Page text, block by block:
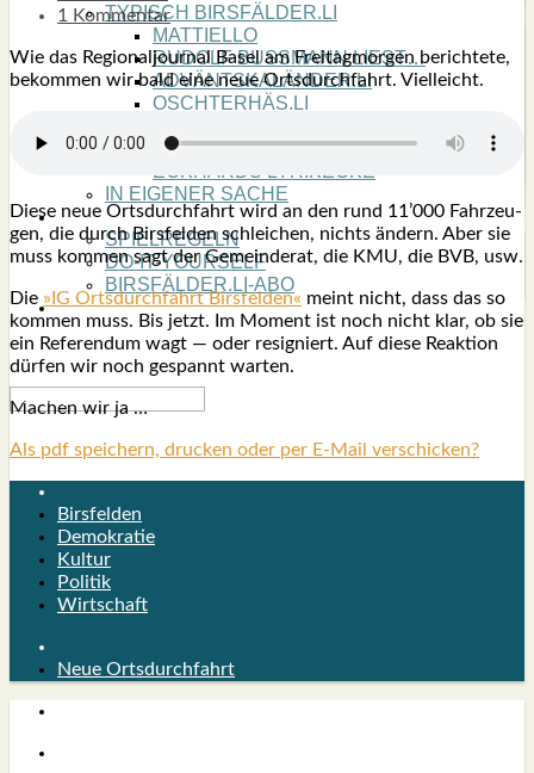
TYPISCH BIRSFÄLDER.LI
MATTIELLO
RUDOLF BUSS­MANN LIEST…
ADVÄNTSKALÄNDER.LI
OSCHTERHÄS.LI
RENÉ REGEN­ASS LIEST…
ECK­HARDS LYRIK­ECKE
IN EIGE­NER SACHE
SO GOOT’S
SPIEL­RE­GELN
DO-IT-YOUR­S­ELF
BIRSFÄLDER.LI-ABO
SHOUT­BOX
1 Kommentar
Wie das Regio­nal­jour­nal Basel am Frei­tag­mor­gen berich­te­te,
bekom­men wir bald eine neue Orts­durch­fahrt. Viel­leicht.
Die­se neue Orts­durch­fahrt wird an den rund 11’000 Fahr­zeu­
gen, die durch Birs­fel­den schlei­chen, nichts ändern. Aber sie
muss kom­men sagt der Gemein­de­rat, die KMU, die BVB, usw.
Die »IG Orts­durch­fahrt Birs­fel­den« meint nicht, dass das so
kom­men muss. Bis jetzt. Im Moment ist noch nicht klar, ob sie
ein Refe­ren­dum wagt — oder resi­gniert. Auf die­se Reak­ti­on
dür­fen wir noch gespannt war­ten.
Machen wir ja …
Als pdf speichern, drucken oder per E-Mail verschicken?
Birsfelden
Demokratie
Kultur
Politik
Wirtschaft
Neue Ortsdurchfahrt